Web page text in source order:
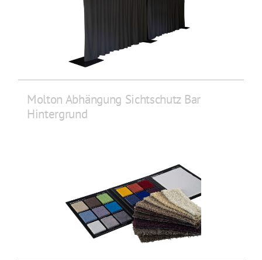
Molton Abhängung Sichtschutz Bar
Hintergrund